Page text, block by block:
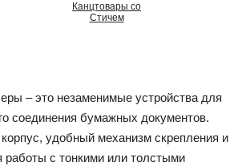
Канцтовары со
Стичем
– это незаменимые устройства для
соединения бумажных документов.
удобный механизм скрепления и
с тонкими или толстыми